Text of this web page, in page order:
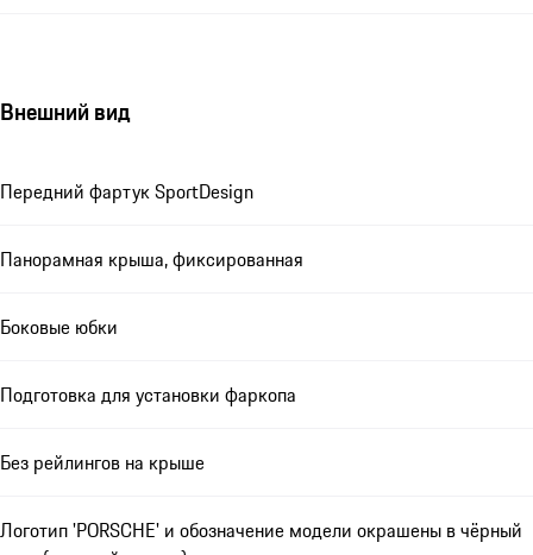
Внешний вид
Передний фартук SportDesign
Панорамная крыша, фиксированная
Боковые юбки
Подготовка для установки фаркопа
Без рейлингов на крыше
Логотип 'PORSCHE' и обозначение модели окрашены в чёрный